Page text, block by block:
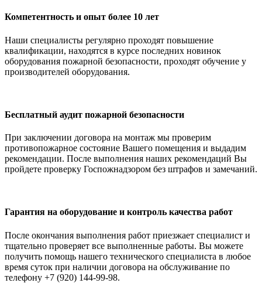
Компетентность и опыт более 10 лет
Наши специалисты регулярно проходят повышение
квалификации, находятся в курсе последних новинок
оборудования пожарной безопасности, проходят обучение у
производителей оборудования.
Бесплатный аудит пожарной безопасности
При заключении договора на монтаж мы проверим
противопожарное состояние Вашего помещения и выдадим
рекомендации. После выполнения наших рекомендаций Вы
пройдете проверку Госпожнадзором без штрафов и замечаний.
Гарантия на оборудование и контроль качества работ
После окончания выполнения работ приезжает специалист и
тщательно проверяет все выполненные работы. Вы можете
получить помощь нашего технического специалиста в любое
время суток при наличии договора на обслуживание по
телефону +7 (920) 144-99-98.